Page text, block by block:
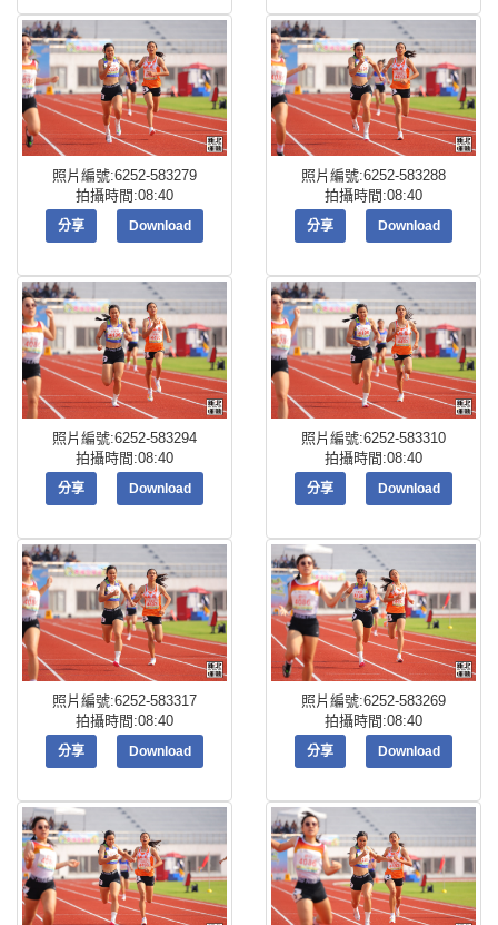
照片編號:6252-583279
拍攝時間:08:40
分享 Download
照片編號:6252-583288
拍攝時間:08:40
分享 Download
照片編號:6252-583294
拍攝時間:08:40
分享 Download
照片編號:6252-583310
拍攝時間:08:40
分享 Download
照片編號:6252-583317
拍攝時間:08:40
分享 Download
照片編號:6252-583269
拍攝時間:08:40
分享 Download